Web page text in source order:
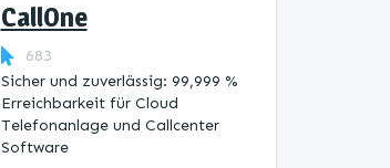
CallOne
683
Sicher und zuverlässig: 99,999 %
Erreichbarkeit für Cloud
Telefonanlage und Callcenter
Software